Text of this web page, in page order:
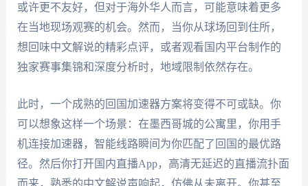
或许更不友好，但对于海外华人而言，可能意味着更多
在当地现场观赛的机会。然而，当你从球场回到住所，
想回味中文解说的精彩点评，或者观看国内平台制作的
独家赛事集锦和深度分析时，地域限制依然存在。
此时，一个成熟的回国加速器方案将变得不可或缺。你
可以想象这样一个场景：在墨西哥城的公寓里，你用手
机连接加速器，智能线路瞬间为你匹配了回国的最优路
径。然后你打开国内直播App，高清无延迟的直播流扑面